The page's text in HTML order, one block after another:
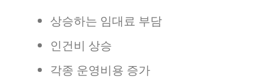
상승하는 임대료 부담
인건비 상승
각종 운영비용 증가